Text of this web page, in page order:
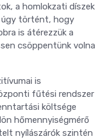
a homlokzati díszek
úgy történt, hogy
is átérezzük a
csöppentünk volna
is
fűtési rendszer
költsége
hőmennyiségmérő
nyílászárók szintén